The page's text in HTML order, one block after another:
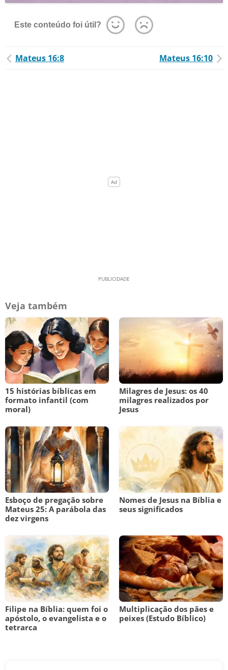
Este conteúdo foi útil?
Mateus 16:8 Mateus 16:10
Veja também
15 histórias bíblicas em
formato infantil (com
moral)
Milagres de Jesus: os 40
milagres realizados por
Jesus
Esboço de pregação sobre
Mateus 25: A parábola das
dez virgens
Nomes de Jesus na Bíblia e
seus significados
Filipe na Bíblia: quem foi o
apóstolo, o evangelista e o
tetrarca
Multiplicação dos pães e
peixes (Estudo Bíblico)